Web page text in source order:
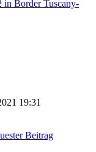
in Border Tuscany-
19:31
Beitrag